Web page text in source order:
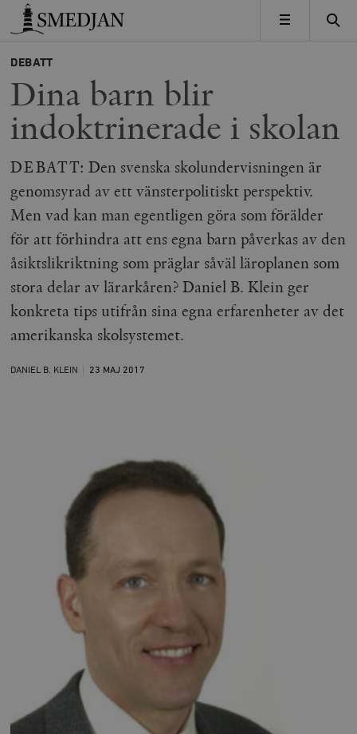
Timbro
MENY
DEBATT
Dina barn blir
indoktrinerade i skolan
DEBATT: Den svenska skolundervisningen är
genomsyrad av ett vänsterpolitiskt perspektiv.
Men vad kan man egentligen göra som förälder
för att förhindra att ens egna barn påverkas av den
åsiktslikriktning som präglar såväl läroplanen som
stora delar av lärarkåren? Daniel B. Klein ger
konkreta tips utifrån sina egna erfarenheter av det
amerikanska skolsystemet.
DANIEL B. KLEIN 23 MAJ 2017